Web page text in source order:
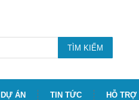
TÌM KIẾM
DỰ ÁN TIN TỨC HỖ TRỢ